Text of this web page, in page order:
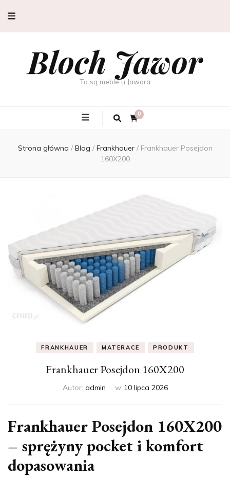
Bloch Jawor
To są meble u Jawora
0
Strona główna / Blog / Frankhauer / Frankhauer Posejdon
160X200
FRANKHAUER MATERACE PRODUKT
Frankhauer Posejdon 160X200
Autor: admin w 10 lipca 2026
Frankhauer Posejdon 160X200
– sprężyny pocket i komfort
dopasowania